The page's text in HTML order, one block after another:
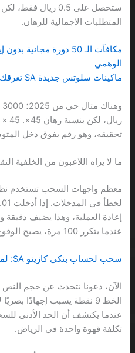
المتطلبات الإجمالية للرهان.
الوهمي
ماكينات سلوتس جديدة SA تغرقك في روتين خالٍ من الوهم
تحقيقه، وهو رقم يفوق دخل
ما لا يراه اللاعبون من الخلفية
إعادة العملية، وهذا يضيف
عندما يتكرر 100 مرة، يصبح الوقوع في فخ الإحباط أمرًا محتملًا.
سحب لحساب بنكي كازينو SA: لماذا تبدو العملية كأنها اختبار صبر
الآن، دعونا نتحدث عن حجم
الخط 9 نقطة يسبب إجهادًا
تكلفة قهوة واحدة في الرياض.